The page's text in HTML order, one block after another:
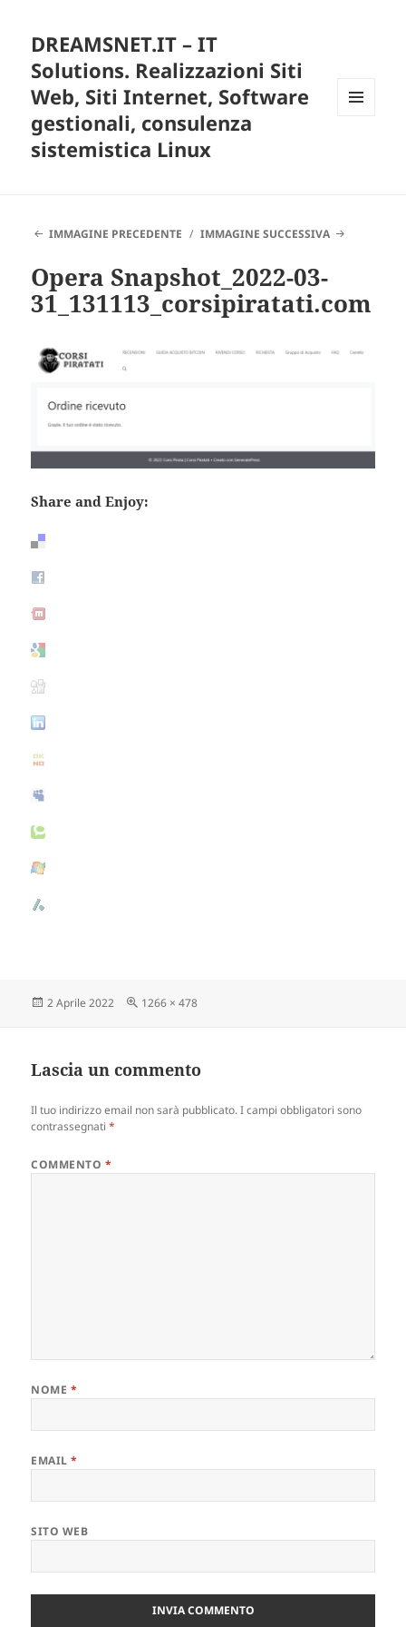
DREAMSNET.IT – IT
Solutions. Realizzazioni Siti
Web, Siti Internet, Software
gestionali, consulenza
sistemistica Linux
IMMAGINE PRECEDENTE IMMAGINE SUCCESSIVA
Opera Snapshot_2022-03-
31_131113_corsipiratati.com
Share and Enjoy:
Scritto
2 Aprile 2022
Dimensione
1266 × 478
Lascia un commento
Il tuo indirizzo email non sarà pubblicato. I campi obbligatori sono
contrassegnati*
COMMENTO *
NOME *
EMAIL*
SITO WEB